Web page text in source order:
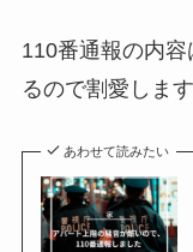
110番通報の内
るので割愛します
あわせて読みたい